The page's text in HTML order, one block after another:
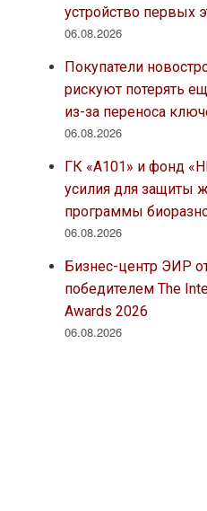
устройство первых
06.08.2026
Покупатели
рискуют потерять
из-за переноса
06.08.2026
ГК «А101» и фонд
усилия для защиты
программы
06.08.2026
Бизнес-центр ЭИР
победителем The
Awards 2026
06.08.2026